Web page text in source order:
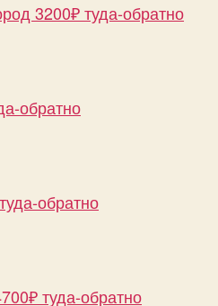
3200₽ туда-обратно
обратно
обратно
туда-обратно